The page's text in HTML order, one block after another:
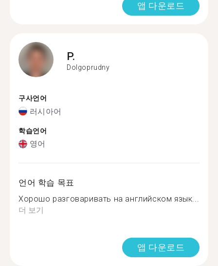
앱 다운로드
P.
Dolgoprudny
구사언어
러시아어
학습언어
영어
언어 학습 목표
Хорошо разговаривать на английском язык...
더 보기
앱 다운로드